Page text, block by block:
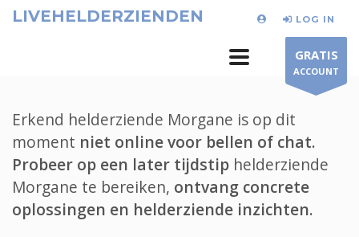
LIVEHELDERZIENDEN LOG IN
GRATIS
ACCOUNT
Erkend helderziende Morgane is op dit
moment niet online voor bellen of chat.
Probeer op een later tijdstip helderziende
Morgane te bereiken, ontvang concrete
oplossingen en helderziende inzichten.